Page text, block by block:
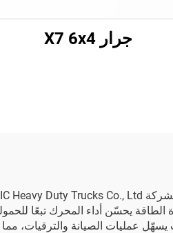
جرار X7 6x4
الطاقة يحسّن أداء المحرك تبعًا
يسهّل عمليات الصيانة